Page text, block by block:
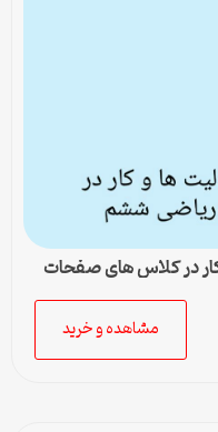
در کلاس های صفحات
مشاهده و خرید